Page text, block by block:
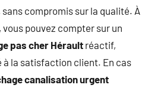
compromis sur la qualité. À
, vous pouvez compter sur un
pas cher Hérault réactif,
la satisfaction client. En cas
canalisation urgent